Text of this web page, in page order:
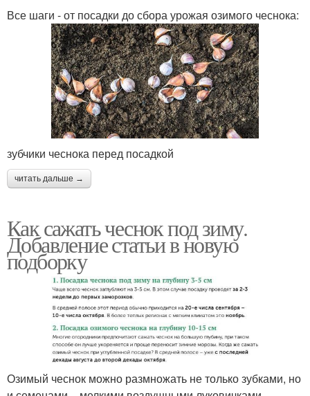
Все шаги - от посадки до сбора урожая озимого чеснока:
зубчики чеснока перед посадкой
читать дальше →
Как сажать чеснок под зиму.
Добавление статьи в новую
подборку
Озимый чеснок можно размножать не только зубками, но